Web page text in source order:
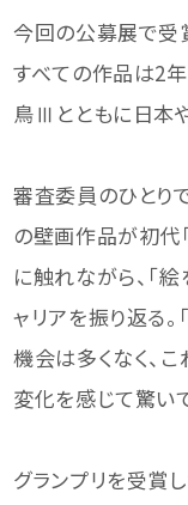
今回の公募展で受
すべての作品は2
鳥Ⅲとともに日本
審査委員のひとり
の壁画作品が初代
に触れながら、「
ャリアを振り返る
機会は多くなく、
変化を感じて驚い
グランプリを受賞